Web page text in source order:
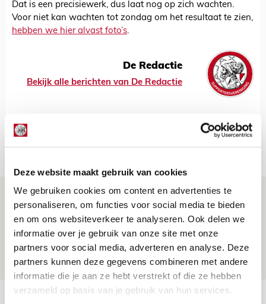
Deze website maakt gebruik van cookies
We gebruiken cookies om content en advertenties te
personaliseren, om functies voor social media te bieden
en om ons websiteverkeer te analyseren. Ook delen we
informatie over je gebruik van onze site met onze
partners voor social media, adverteren en analyse. Deze
partners kunnen deze gegevens combineren met andere
informatie die je aan ze hebt verstrekt of die ze hebben
verzameld op basis van je gebruik van hun services.
Dat is een precisiewerk, dus laat nog op zich wachten.
Voor niet kan wachten tot zondag om het resultaat te zien,
hebben we hier alvast foto’s.
De Redactie
Bekijk alle berichten van De Redactie
Net binnen //
Míchel geeft blessure-update en
spreekt over Godts, Baas en
aanwinsten
07 AUGUSTUS 2026 - 14:13
NIEUWS
Volop enthousiasme in fotoverslag van